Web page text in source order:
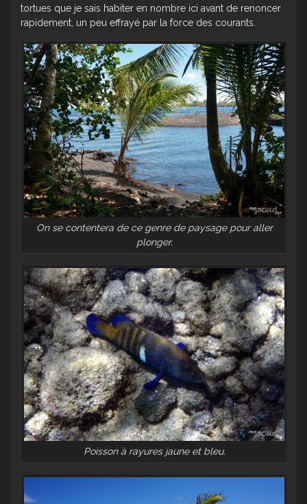
tortues que je sais habiter en nombre ici avant de renoncer
rapidement, un peu effrayé par la force des courants.
On se contentera de ce genre de paysage pour aller
plonger.
Poisson à rayures jaune et bleu.